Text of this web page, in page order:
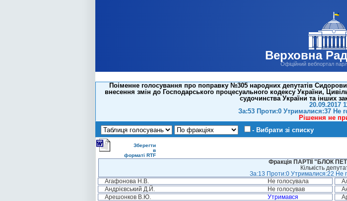
Верховна
Офіційний вебпортал
Поіменне голосування про поправку №305 народних депутатів
внесення змін до Господарського процесуального кодексу України,
судочинства України та інших
20.09.2017
За:53 Проти:0 Утрималися:37 Не
Рішення не
- Вибрати зі списку
Зберегти
в
форматі RTF
Фракція ПАРТІЇ "БЛОК
Кількість
За:13 Проти:0 Утрималися:22 Не
Агафонова Н.В.
Не голосувала
Андрієвський Д.Й.
Не голосував
Арешонков В.Ю.
Утримався